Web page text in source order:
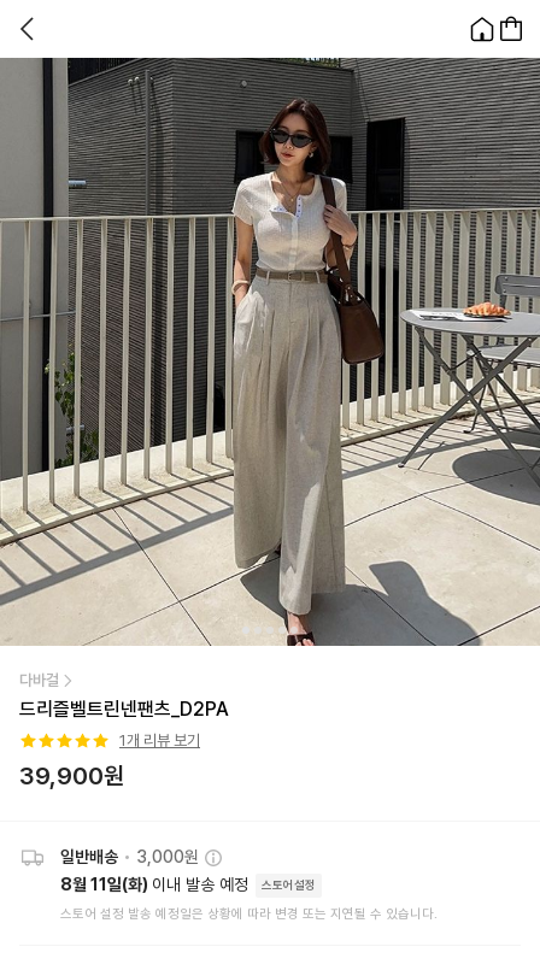
다바걸
드리즐벨트린넨팬츠_D2PA
1 개 리뷰 보기
39,900원
일반배송 • 3,000원
8월 11일(화) 이내 발송 예정 스토어설정
스토어 설정 발송 예정일은 상황에 따라 변경 또는 지연될 수 있습니다.